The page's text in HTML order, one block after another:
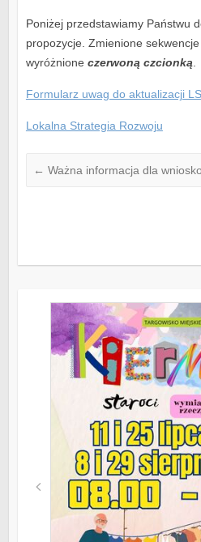
Poniżej przedstawiamy Państwu
propozycje. Zmienione sekwencje
wyróżnione czerwoną czcionką.
Formularz uwag do aktualizacji
Lokalna Strategia Rozwoju
← Ważna informacja dla